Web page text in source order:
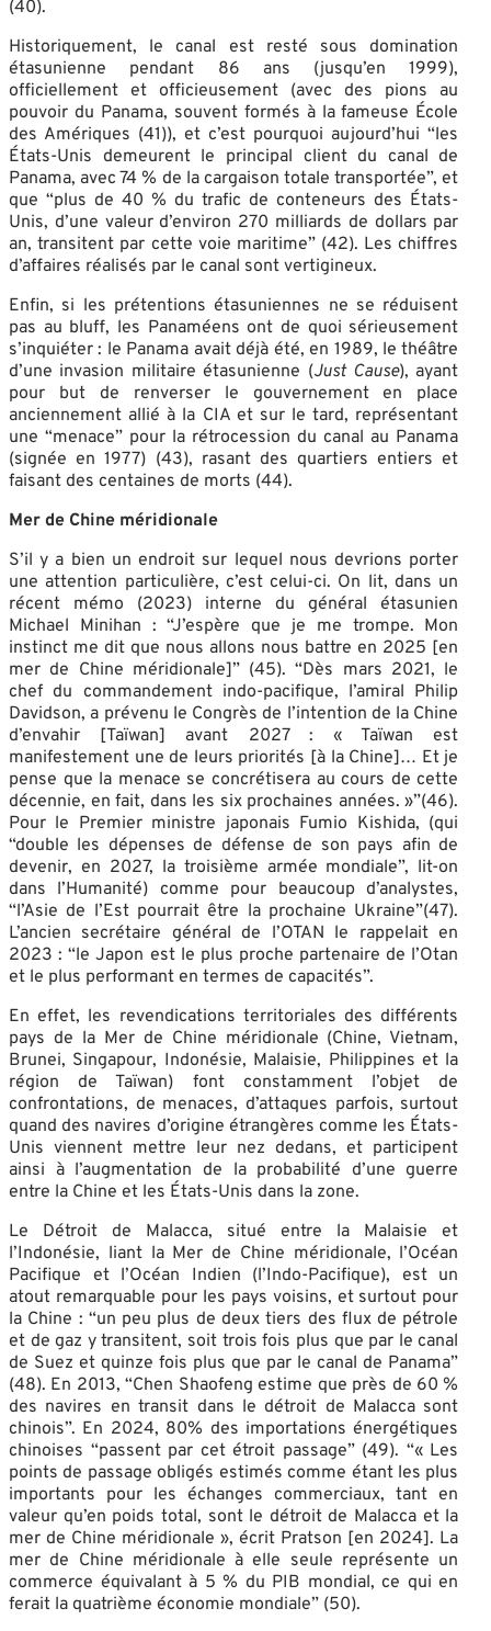
(40).
Historiquement, le canal est resté sous domination
étasunienne pendant 86 ans (jusqu’en 1999),
officiellement et officieusement (avec des pions au
pouvoir du Panama, souvent formés à la fameuse École
des Amériques (41)), et c’est pourquoi aujourd’hui “les
États-Unis demeurent le principal client du canal de
Panama, avec 74 % de la cargaison totale transportée”, et
que “plus de 40 % du trafic de conteneurs des États-
Unis, d’une valeur d’environ 270 milliards de dollars par
an, transitent par cette voie maritime” (42). Les chiffres
d’affaires réalisés par le canal sont vertigineux.
Enfin, si les prétentions étasuniennes ne se réduisent
pas au bluff, les Panaméens ont de quoi sérieusement
s’inquiéter : le Panama avait déjà été, en 1989, le théâtre
d’une invasion militaire étasunienne (Just Cause), ayant
pour but de renverser le gouvernement en place
anciennement allié à la CIA et sur le tard, représentant
une “menace” pour la rétrocession du canal au Panama
(signée en 1977) (43), rasant des quartiers entiers et
faisant des centaines de morts (44).
Mer de Chine méridionale
S’il y a bien un endroit sur lequel nous devrions porter
une attention particulière, c’est celui-ci. On lit, dans un
récent mémo (2023) interne du général étasunien
Michael Minihan : “J’espère que je me trompe. Mon
instinct me dit que nous allons nous battre en 2025 [en
mer de Chine méridionale]” (45). “Dès mars 2021, le
chef du commandement indo-pacifique, l’amiral Philip
Davidson, a prévenu le Congrès de l’intention de la Chine
d’envahir [Taïwan] avant 2027 : « Taïwan est
manifestement une de leurs priorités [à la Chine]… Et je
pense que la menace se concrétisera au cours de cette
décennie, en fait, dans les six prochaines années. »”(46).
Pour le Premier ministre japonais Fumio Kishida, (qui
“double les dépenses de défense de son pays afin de
devenir, en 2027, la troisième armée mondiale”, lit-on
dans l’Humanité) comme pour beaucoup d’analystes,
“l’Asie de l’Est pourrait être la prochaine Ukraine”(47).
L’ancien secrétaire général de l’OTAN le rappelait en
2023 : “le Japon est le plus proche partenaire de l’Otan
et le plus performant en termes de capacités”.
En effet, les revendications territoriales des différents
pays de la Mer de Chine méridionale (Chine, Vietnam,
Brunei, Singapour, Indonésie, Malaisie, Philippines et la
région de Taïwan) font constamment l’objet de
confrontations, de menaces, d’attaques parfois, surtout
quand des navires d’origine étrangères comme les États-
Unis viennent mettre leur nez dedans, et participent
ainsi à l’augmentation de la probabilité d’une guerre
entre la Chine et les États-Unis dans la zone.
Le Détroit de Malacca, situé entre la Malaisie et
l’Indonésie, liant la Mer de Chine méridionale, l’Océan
Pacifique et l’Océan Indien (l’Indo-Pacifique), est un
atout remarquable pour les pays voisins, et surtout pour
la Chine : “un peu plus de deux tiers des flux de pétrole
et de gaz y transitent, soit trois fois plus que par le canal
de Suez et quinze fois plus que par le canal de Panama”
(48). En 2013, “Chen Shaofeng estime que près de 60 %
des navires en transit dans le détroit de Malacca sont
chinois”. En 2024, 80% des importations énergétiques
chinoises “passent par cet étroit passage” (49). “« Les
points de passage obligés estimés comme étant les plus
importants pour les échanges commerciaux, tant en
valeur qu’en poids total, sont le détroit de Malacca et la
mer de Chine méridionale », écrit Pratson [en 2024]. La
mer de Chine méridionale à elle seule représente un
commerce équivalant à 5 % du PIB mondial, ce qui en
ferait la quatrième économie mondiale” (50).